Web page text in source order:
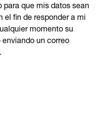
que mis datos sean
el fin de responder a mi
momento su
un correo